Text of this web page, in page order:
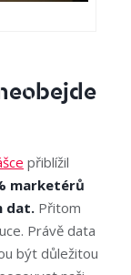
přiblížil
marketérů
dat. Přitom
Právě data
být důležitou